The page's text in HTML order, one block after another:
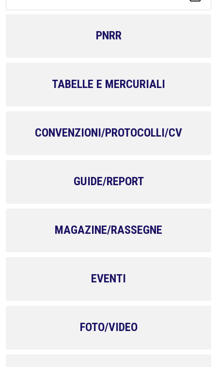
PNRR
TABELLE E MERCURIALI
CONVENZIONI/PROTOCOLLI/CV
GUIDE/REPORT
MAGAZINE/RASSEGNE
EVENTI
FOTO/VIDEO